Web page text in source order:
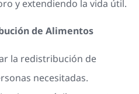
y extendiendo la vida útil.
de Alimentos
la redistribución de
necesitadas.